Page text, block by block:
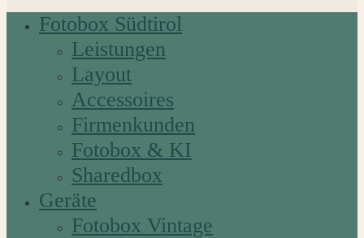
Fotobox Südtirol
Leistungen
Layout
Accessoires
Firmenkunden
Fotobox & KI
Sharedbox
Geräte
Fotobox Vintage